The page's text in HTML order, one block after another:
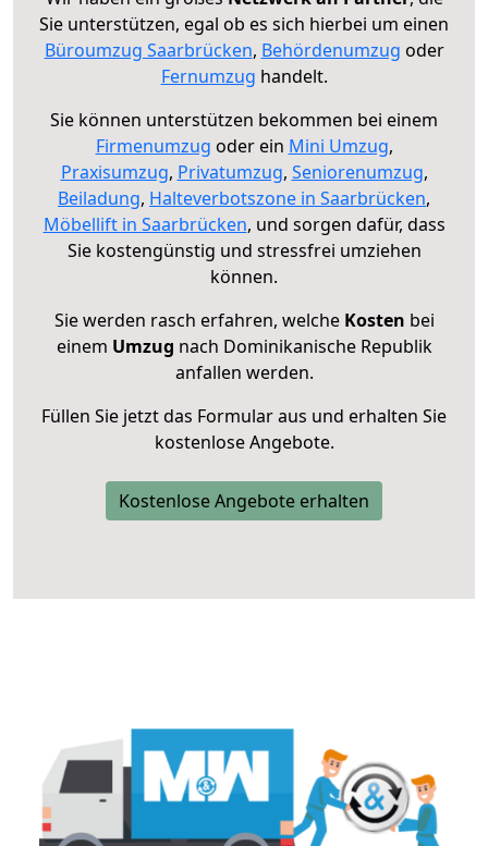
Sie unterstützen, egal ob es sich hierbei um einen
Büroumzug Saarbrücken, Behördenumzug oder
Fernumzug handelt.
Sie können unterstützen bekommen bei einem
Firmenumzug oder ein Mini Umzug,
Praxisumzug, Privatumzug, Seniorenumzug,
Beiladung, Halteverbotszone in Saarbrücken,
Möbellift in Saarbrücken, und sorgen dafür, dass
Sie kostengünstig und stressfrei umziehen
können.
Sie werden rasch erfahren, welche Kosten bei
einem Umzug nach Dominikanische Republik
anfallen werden.
Füllen Sie jetzt das Formular aus und erhalten Sie
kostenlose Angebote.
Kostenlose Angebote erhalten